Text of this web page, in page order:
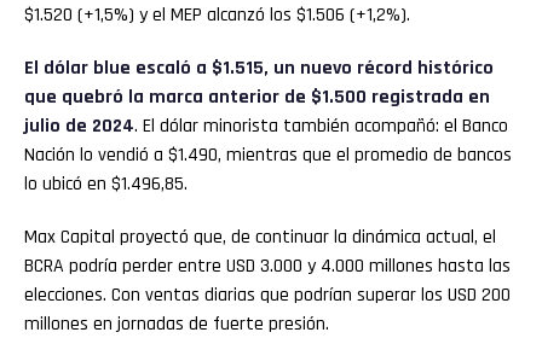
$1.520 (+1,5%) y el MEP alcanzó los $1.506 (+1,2%).
El dólar blue escaló a $1.515, un nuevo récord histórico
que quebró la marca anterior de $1.500 registrada en
julio de 2024. El dólar minorista también acompañó: el Banco
Nación lo vendió a $1.490, mientras que el promedio de bancos
lo ubicó en $1.496,85.
Max Capital proyectó que, de continuar la dinámica actual, el
BCRA podría perder entre USD 3.000 y 4.000 millones hasta las
elecciones. Con ventas diarias que podrían superar los USD 200
millones en jornadas de fuerte presión.